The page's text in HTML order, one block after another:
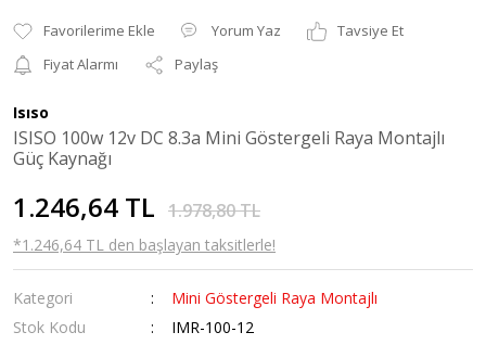
Yorum Yaz
Tavsiye Et
Fiyat Alarmı
Paylaş
Isıso
ISISO 100w 12v DC 8.3a Mini Göstergeli Raya Montajlı
Güç Kaynağı
1.246,64 TL 1.978,80 TL
*1.246,64 TL den başlayan taksitlerle!
Kategori
Mini Göstergeli Raya Montajlı
Stok Kodu
IMR-100-12